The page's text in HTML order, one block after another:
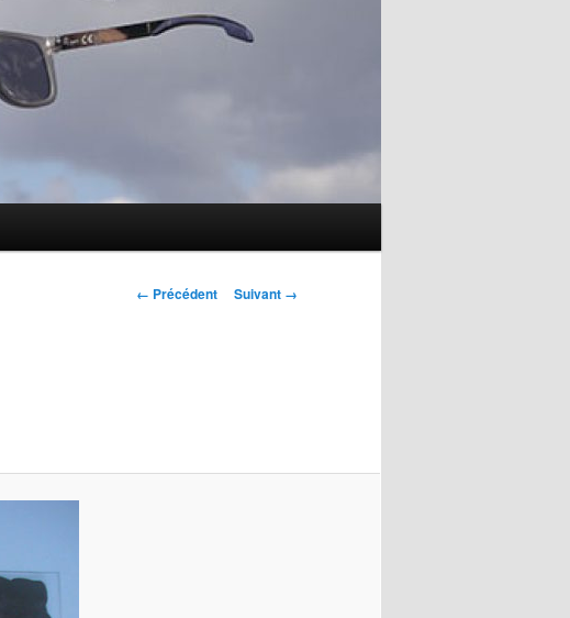
Navigation
← Précédent Suivant →